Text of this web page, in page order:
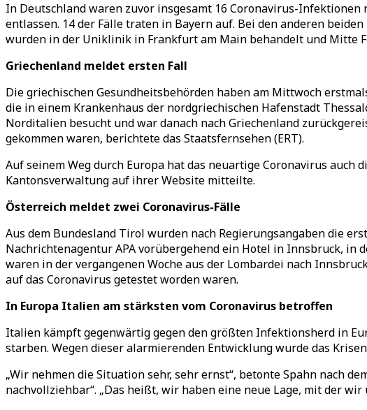
In Deutschland waren zuvor insgesamt 16 Coronavirus-
entlassen. 14 der Fälle traten in Bayern auf. Bei den anderen
wurden in der Uniklinik in Frankfurt am Main behandelt und Mitte
Griechenland meldet ersten Fall
Die griechischen Gesundheitsbehörden haben am Mittwoch
die in einem Krankenhaus der nordgriechischen Hafenstadt
Norditalien besucht und war danach nach Griechenland
gekommen waren, berichtete das Staatsfernsehen (ERT).
Auf seinem Weg durch Europa hat das neuartige Coronavirus
Kantonsverwaltung auf ihrer Website mitteilte.
Österreich meldet zwei Coronavirus-Fälle
Aus dem Bundesland Tirol wurden nach Regierungsangaben die
Nachrichtenagentur APA vorübergehend ein Hotel in Innsbruck,
waren in der vergangenen Woche aus der Lombardei nach
auf das Coronavirus getestet worden waren.
In Europa Italien am stärksten vom Coronavirus betroffen
Italien kämpft gegenwärtig gegen den größten Infektionsherd in
starben. Wegen dieser alarmierenden Entwicklung wurde das
„Wir nehmen die Situation sehr, sehr ernst“, betonte Spahn nach
nachvollziehbar“. „Das heißt, wir haben eine neue Lage, mit der wir